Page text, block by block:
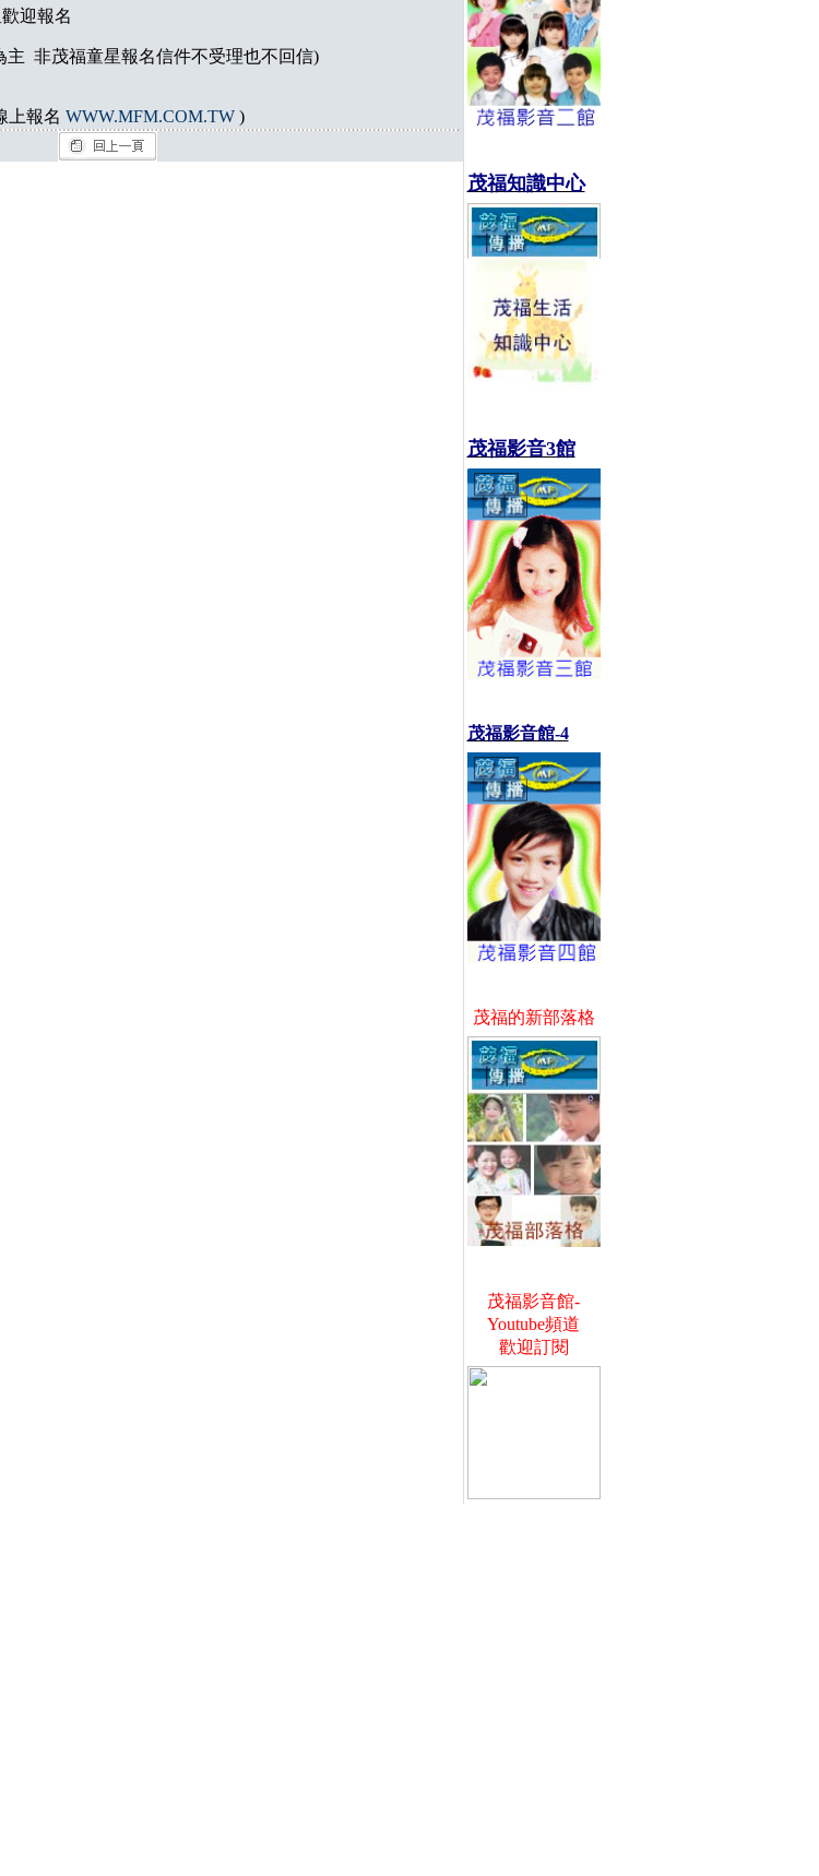
迎報名
主 非茂福童星報名信件不受理也不回信)
上報名 WWW.MFM.COM.TW)
茂福知識中心
茂福影音3館
茂福影音館-4
茂福的新部落格
茂福影音館-
Youtube頻道
歡迎訂閱